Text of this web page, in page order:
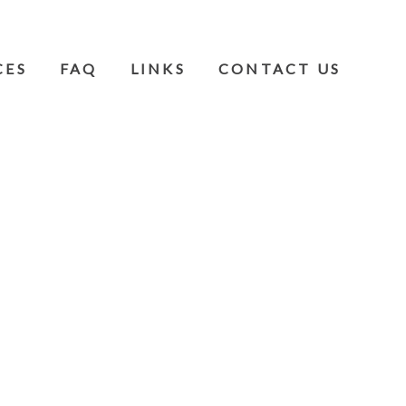
FAQ LINKS CONTACT US